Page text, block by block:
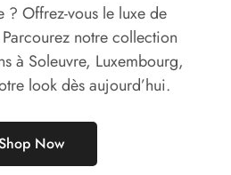
? Offrez-vous le luxe de
notre collection
à Soleuvre, Luxembourg,
look dès aujourd’hui.
Now